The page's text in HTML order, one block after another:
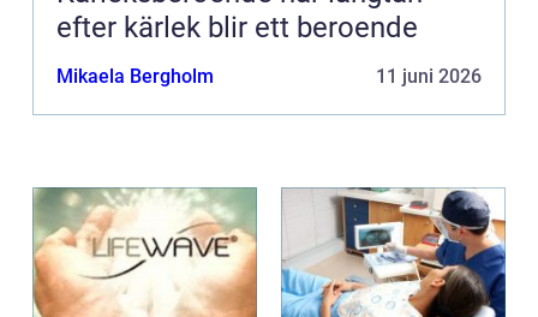
efter kärlek blir ett beroende
Mikaela Bergholm 11 juni 2026